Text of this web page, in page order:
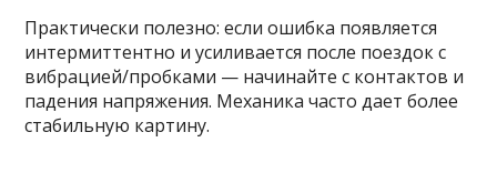
Практически полезно: если ошибка появляется
интермиттентно и усиливается после поездок с
вибрацией/пробками — начинайте с контактов и
падения напряжения. Механика часто дает более
стабильную картину.